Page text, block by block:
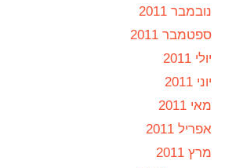
נובמבר 2011
ספטמבר 2011
יולי 2011
יוני 2011
מאי 2011
אפריל 2011
מרץ 2011